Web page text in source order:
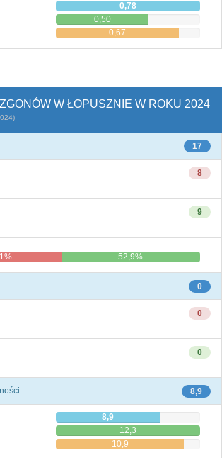
0,78
0,50
0,67
W ŁOPUSZNIE W ROKU 2024
17
8
9
52,9%
0
0
0
8,9
8,9
12,3
10,9